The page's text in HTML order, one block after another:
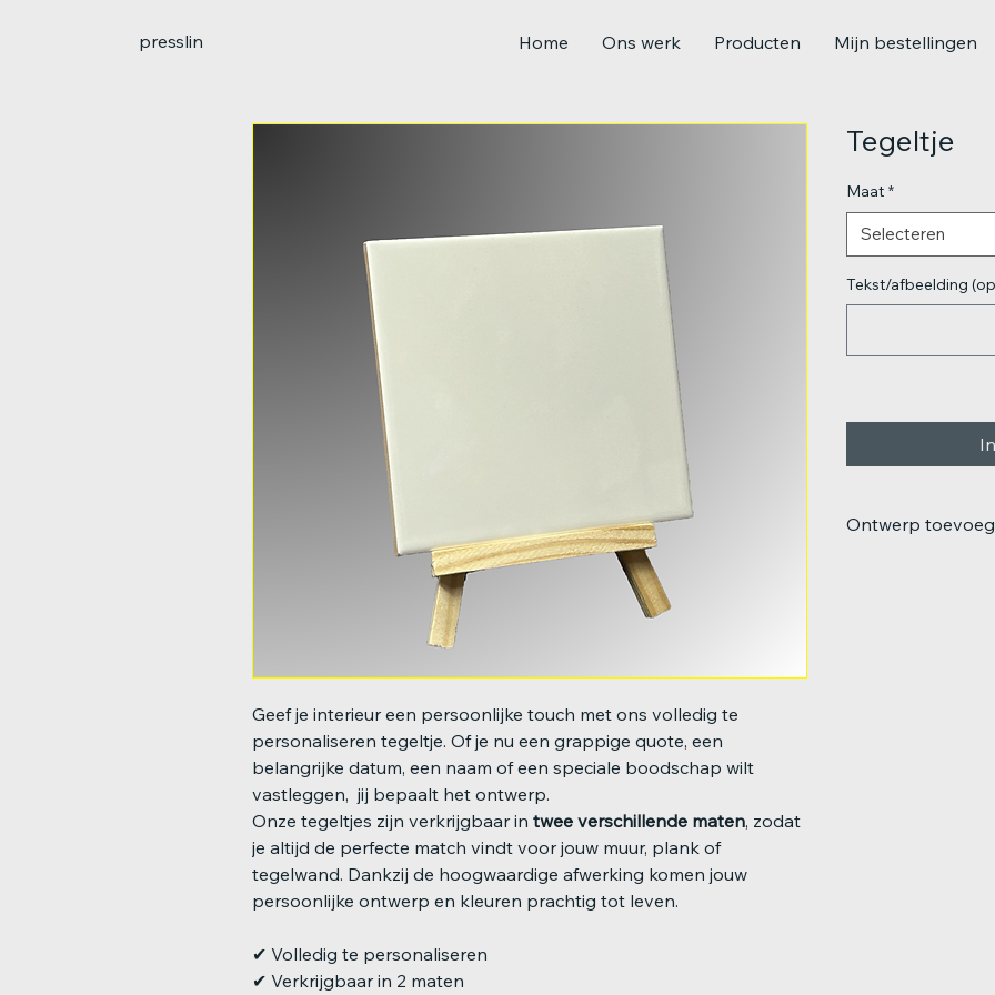
presslin Home Ons werk Producten Mijn bestellingen
Geef je interieur een persoonlijke touch met ons volledig te
personaliseren tegeltje. Of je nu een grappige quote, een
belangrijke datum, een naam of een speciale boodschap wilt
vastleggen, jij bepaalt het ontwerp.
Onze tegeltjes zijn verkrijgbaar in twee verschillende maten, zodat
je altijd de perfecte match vindt voor jouw muur, plank of
tegelwand. Dankzij de hoogwaardige afwerking komen jouw
persoonlijke ontwerp en kleuren prachtig tot leven.
✔ Volledig te personaliseren
✔ Verkrijgbaar in 2 maten
Tegeltje
Maat *
Selecteren
Tekst/afbeelding
Ontwerp